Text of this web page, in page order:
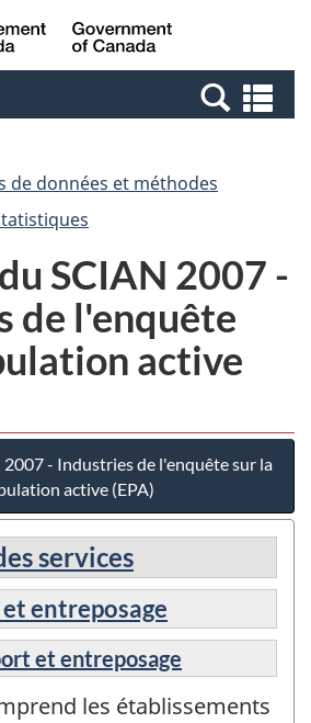
Passer
au
Passer
à
Canada
et
de données et méthodes
SCIAN 2007 -
de l'enquête
active
- Industries de l'enquête sur la
active (EPA)
services
entreposage
et entreposage
les établissements